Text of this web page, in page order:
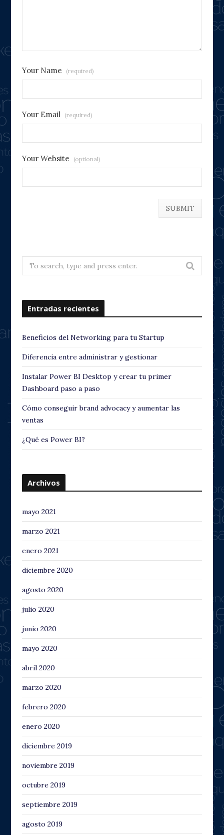
Your Name (required)
Your Email (required)
Your Website (optional)
Search
for:
Entradas recientes
Beneficios del Networking para tu Startup
Diferencia entre administrar y gestionar
Instalar Power BI Desktop y crear tu primer
Dashboard paso a paso
Cómo conseguir brand advocacy y aumentar las
ventas
¿Qué es Power BI?
Archivos
mayo 2021
marzo 2021
enero 2021
diciembre 2020
agosto 2020
julio 2020
junio 2020
mayo 2020
abril 2020
marzo 2020
febrero 2020
enero 2020
diciembre 2019
noviembre 2019
octubre 2019
septiembre 2019
agosto 2019